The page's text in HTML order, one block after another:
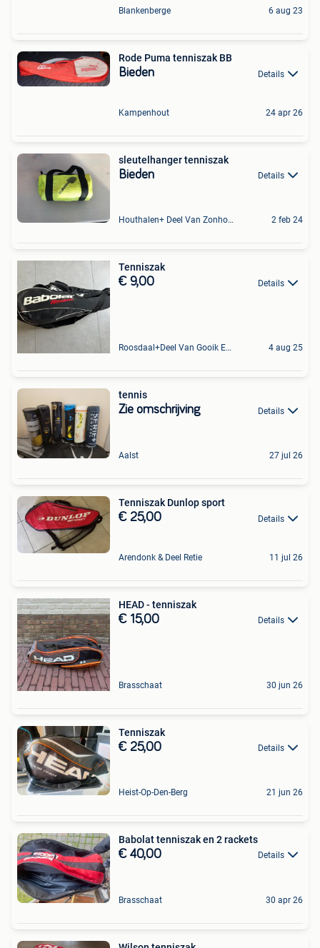
Blankenberge 6 aug 23
Rode Puma tenniszak BB
Bieden Details
Kampenhout 24 apr 26
sleutelhanger tenniszak
Bieden Details
Houthalen+ Deel Van Zonhoven En Zolder 2 feb 24
Tenniszak
€ 9,00 Details
Roosdaal+Deel Van Gooik En Sint-Kwintens-Lennik 4 aug 25
tennis
Zie omschrijving Details
Aalst 27 jul 26
Tenniszak Dunlop sport
€ 25,00 Details
Arendonk & Deel Retie 11 jul 26
HEAD - tenniszak
€ 15,00 Details
Brasschaat 30 jun 26
Tenniszak
€ 25,00 Details
Heist-Op-Den-Berg 21 jun 26
Babolat tenniszak en 2 rackets
€ 40,00 Details
Brasschaat 30 apr 26